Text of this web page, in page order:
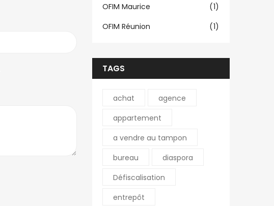
OFIM Maurice
(1)
OFIM Réunion
(1)
TAGS
achat
agence
appartement
a vendre au tampon
bureau
diaspora
Défiscalisation
entrepôt